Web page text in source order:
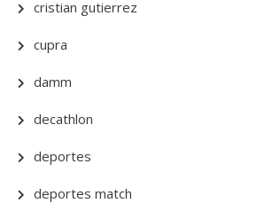
cristian gutierrez
cupra
damm
decathlon
deportes
deportes match